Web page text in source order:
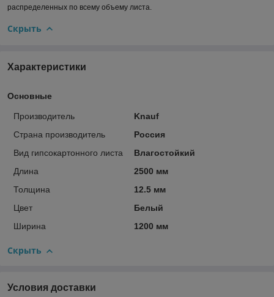
распределенных по всему объему листа.
Скрыть
Характеристики
Основные
Производитель
Knauf
Страна производитель
Россия
Вид гипсокартонного листа
Влагостойкий
Длина
2500 мм
Толщина
12.5 мм
Цвет
Белый
Ширина
1200 мм
Скрыть
Условия доставки